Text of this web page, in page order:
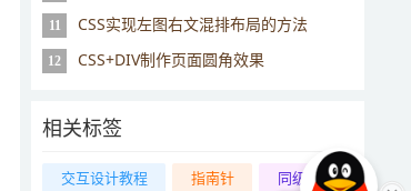
11 CSS实现左图右文混排布局的方法
12 CSS+DIV制作页面圆角效果
相关标签
交互设计教程 指南针 同级栏目